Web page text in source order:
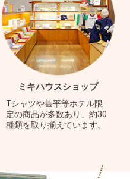
ミキハウスショップ
Tシャツや甚平等ホテル限
定の商品が多数あり、約30
種類を取り揃えています。